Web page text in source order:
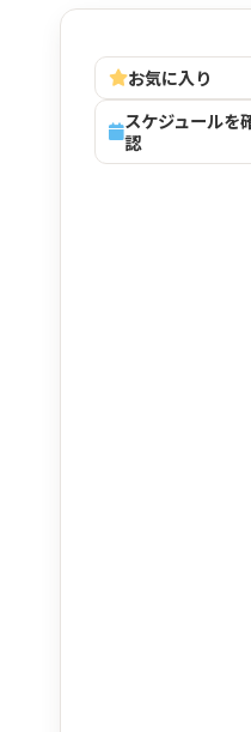
お気に入り
スケジュールを
認